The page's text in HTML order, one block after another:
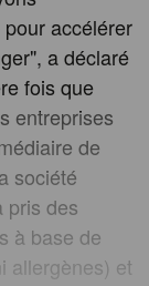
accélérer
a déclaré
fois que
entreprises
de
société
pris des
à base de
allergènes) et